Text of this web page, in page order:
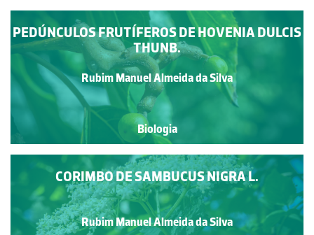
PEDÚNCULOS FRUTÍFEROS DE HOVENIA DULCIS
THUNB.
Rubim Manuel Almeida da Silva
Biologia
CORIMBO DE SAMBUCUS NIGRA L.
Rubim Manuel Almeida da Silva